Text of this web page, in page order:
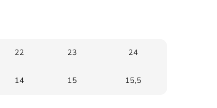
22 23 24
14 15 15,5